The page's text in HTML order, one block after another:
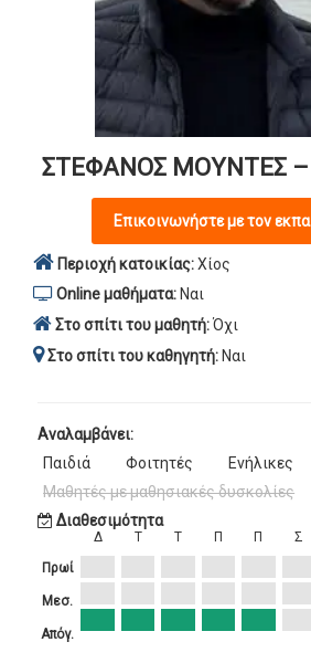
ΣΤΕΦΑΝΟΣ ΜΟΥΝΤΕΣ –
Επικοινωνήστε με τον
Περιοχή κατοικίας:Χίος
Online μαθήματα: Ναι
Στο σπίτι του μαθητή:Όχι
Στο σπίτι του καθηγητή: Ναι
Αναλαμβάνει:
Παιδιά
Φοιτητές
Ενήλικες
Μαθητές με μαθησιακές δυσκολίες
Διαθεσιμότητα
Πρωί
Μεσ.
Απόγ.
Δ Τ Τ Π Π Σ